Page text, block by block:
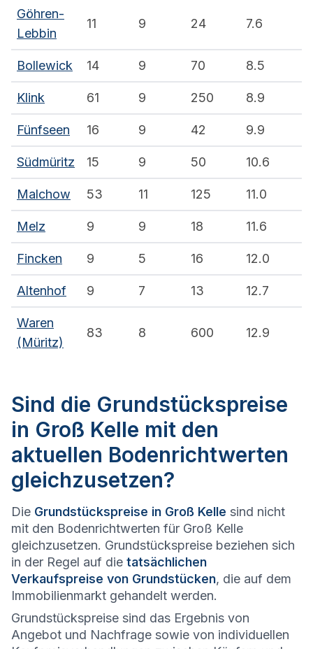
Göhren-
Lebbin
11 9 24 7.6
Bollewick 14 9 70 8.5
Klink 61 9 250 8.9
Fünfseen 16 9 42 9.9
Südmüritz 15 9 50 10.6
Malchow 53 11 125 11.0
Melz 9 9 18 11.6
Fincken 9 5 16 12.0
Altenhof 9 7 13 12.7
Waren
(Müritz)
83 8 600 12.9
Sind die Grundstückspreise
in Groß Kelle mit den
aktuellen Bodenrichtwerten
gleichzusetzen?
Die Grundstückspreise in Groß Kelle sind nicht
mit den Bodenrichtwerten für Groß Kelle
gleichzusetzen. Grundstückspreise beziehen sich
in der Regel auf die tatsächlichen
Verkaufspreise von Grundstücken, die auf dem
Immobilienmarkt gehandelt werden.
Grundstückspreise sind das Ergebnis von
Angebot und Nachfrage sowie von individuellen